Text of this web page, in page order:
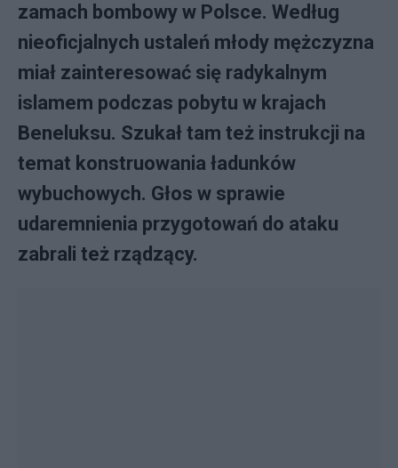
zamach bombowy w Polsce. Według
nieoficjalnych ustaleń młody mężczyzna
miał zainteresować się radykalnym
islamem podczas pobytu w krajach
Beneluksu. Szukał tam też instrukcji na
temat konstruowania ładunków
wybuchowych. Głos w sprawie
udaremnienia przygotowań do ataku
zabrali też rządzący.